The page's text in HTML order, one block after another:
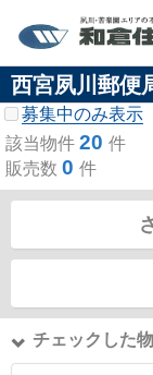
西宮夙川郵便
募集中のみ表示
該当物件 20 件
販売数 0 件
チェックした